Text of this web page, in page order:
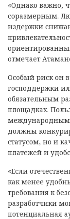
«Однако важно,
соразмерным.
издержки
отмечает
Особый риск он
господдержки
обязательным
площадках.
международным
должны
статусом, но и
платежей и
«Если
как менее
требования к
разработчики
потенциальная